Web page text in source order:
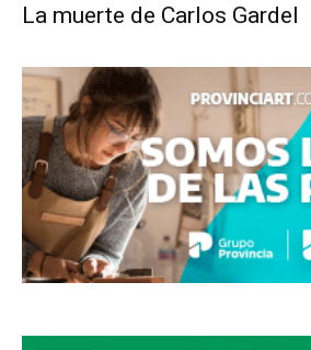
La muerte de Carlos Gardel